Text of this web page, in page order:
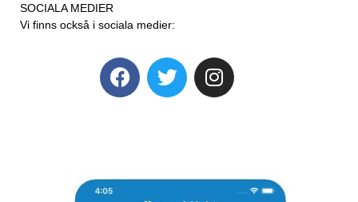
SOCIALA MEDIER
Vi finns också i sociala medier: